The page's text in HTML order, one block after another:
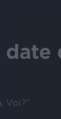
Voi?”